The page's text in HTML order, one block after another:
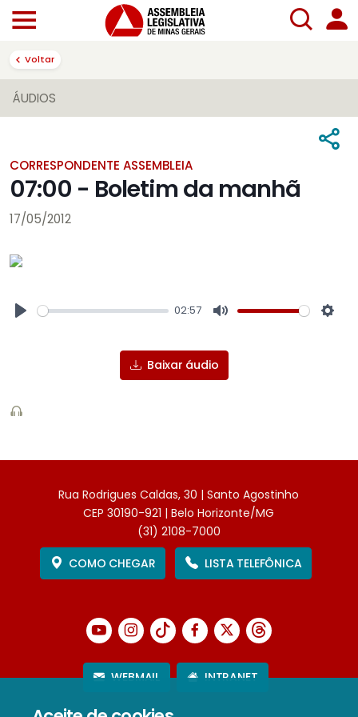
Voltar
ÁUDIOS
CORRESPONDENTE ASSEMBLEIA
07:00 - Boletim da manhã
17/05/2012
02:57
Baixar áudio
Rua Rodrigues Caldas, 30 | Santo Agostinho
CEP 30190-921 | Belo Horizonte/MG
(31) 2108-7000
COMO CHEGAR
LISTA TELEFÔNICA
WEBMAIL INTRANET